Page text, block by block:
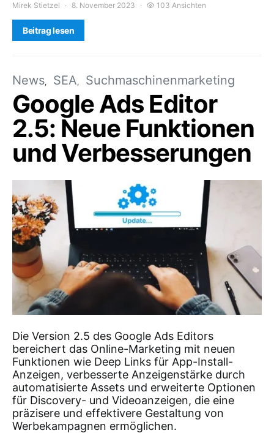
Mirek Stietzel 8. November 2023 103 Ansichten
Beitrag lesen
News SEA Suchmaschinenmarketing
Google Ads Editor
2.5: Neue Funktionen
und Verbesserungen
Die Version 2.5 des Google Ads Editors
bereichert das Online-Marketing mit neuen
Funktionen wie Deep Links für App-Install-
Anzeigen, verbesserte Anzeigenstärke durch
automatisierte Assets und erweiterte Optionen
für Discovery- und Videoanzeigen, die eine
präzisere und effektivere Gestaltung von
Werbekampagnen ermöglichen.